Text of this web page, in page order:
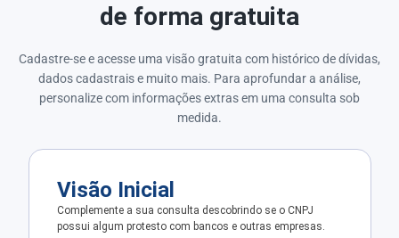
de forma gratuita
Cadastre-se e acesse uma visão gratuita com histórico de dívidas,
dados cadastrais e muito mais. Para aprofundar a análise,
personalize com informações extras em uma consulta sob
medida.
Visão Inicial
Complemente a sua consulta descobrindo se o CNPJ
possui algum protesto com bancos e outras empresas.